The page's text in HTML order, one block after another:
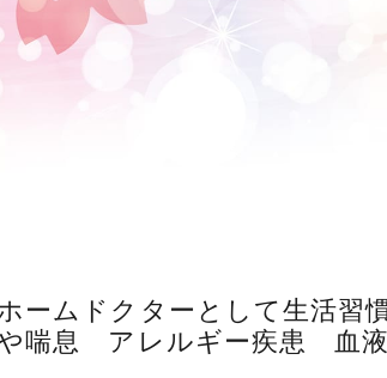
ームドクターとして生活
喘息 アレルギー疾患 血液